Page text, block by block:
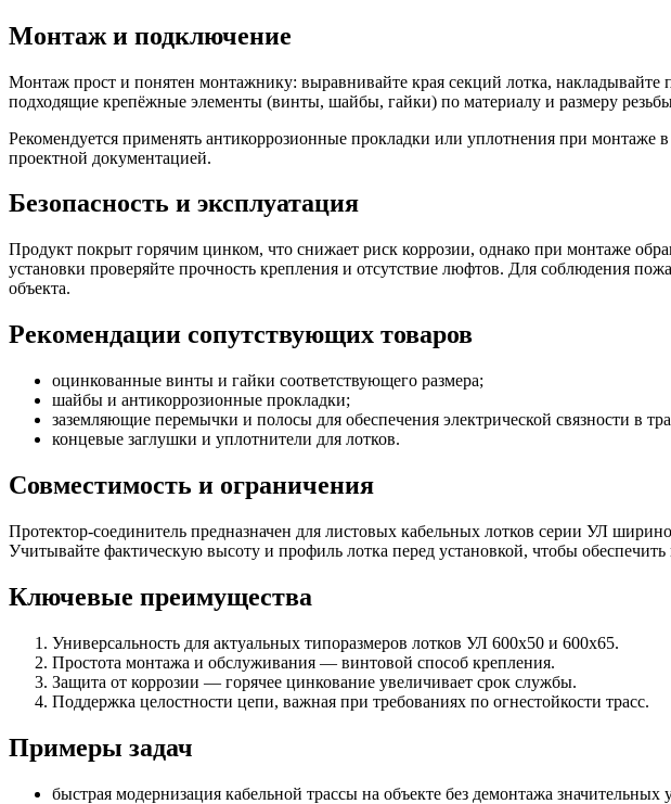
Монтаж и подключение
Монтаж прост и понятен монтажнику: выравнивайте края секций лотка, накладывайте
подходящие крепёжные элементы (винты, шайбы, гайки) по материалу и размеру
Рекомендуется применять антикоррозионные прокладки или уплотнения при монтаже
проектной документацией.
Безопасность и эксплуатация
Продукт покрыт горячим цинком, что снижает риск коррозии, однако при монтаже
установки проверяйте прочность крепления и отсутствие люфтов. Для соблюдения
объекта.
Рекомендации сопутствующих товаров
оцинкованные винты и гайки соответствующего размера;
шайбы и антикоррозионные прокладки;
заземляющие перемычки и полосы для обеспечения электрической связности в
концевые заглушки и уплотнители для лотков.
Совместимость и ограничения
Протектор-соединитель предназначен для листовых кабельных лотков серии УЛ
Учитывайте фактическую высоту и профиль лотка перед установкой, чтобы
Ключевые преимущества
Универсальность для актуальных типоразмеров лотков УЛ 600х50 и 600х65.
Простота монтажа и обслуживания — винтовой способ крепления.
Защита от коррозии — горячее цинкование увеличивает срок службы.
Поддержка целостности цепи, важная при требованиях по огнестойкости трасс.
Примеры задач
быстрая модернизация кабельной трассы на объекте без демонтажа значительных